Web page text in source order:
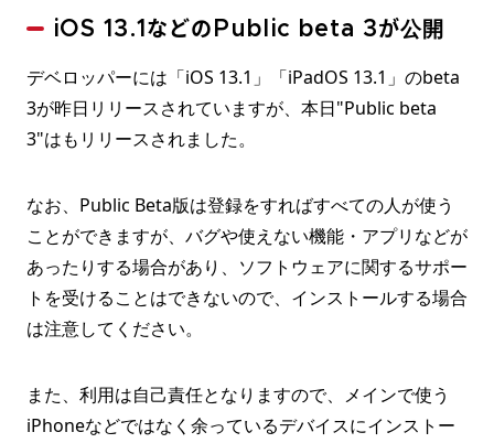
iOS 13.1などのPublic beta 3が公開
デベロッパーには「iOS 13.1」「iPadOS 13.1」のbeta
3が昨日リリースされていますが、本日"Public beta
3"はもリリースされました。
なお、Public Beta版は登録をすればすべての人が使う
ことができますが、バグや使えない機能・アプリなどが
あったりする場合があり、ソフトウェアに関するサポー
トを受けることはできないので、インストールする場合
は注意してください。
また、利用は自己責任となりますので、メインで使う
iPhoneなどではなく余っているデバイスにインストー